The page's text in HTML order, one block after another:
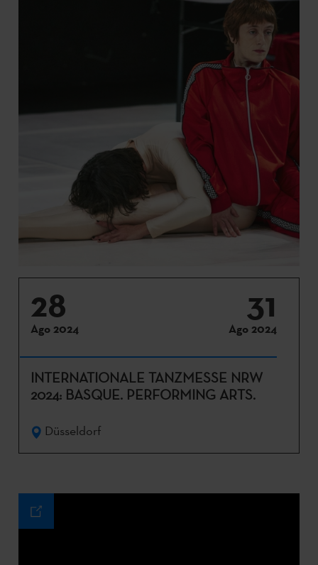
28
Ago 2024
31
Ago 2024
INTERNATIONALE TANZMESSE NRW
2024: BASQUE. PERFORMING ARTS.
Düsseldorf